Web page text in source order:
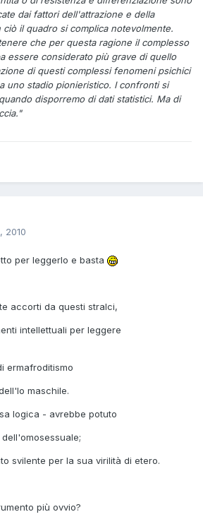
dai fattori dell'attrazione e della
il quadro si complica notevolmente.
che per questa ragione il complesso
essere considerato più grave di quello
di questi complessi fenomeni psichici
uno stadio pionieristico. I confronti si
disporremo di dati statistici. Ma di
2010
per leggerlo e basta
accorti da questi stralci,
intellettuali per leggere
ermafroditismo
maschile.
logica - avrebbe potuto
svilente per la sua virilità di etero.
più ovvio?